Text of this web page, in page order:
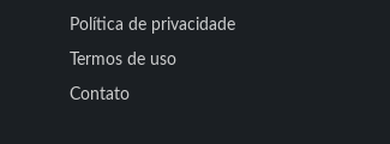
Política de privacidade
Termos de uso
Contato